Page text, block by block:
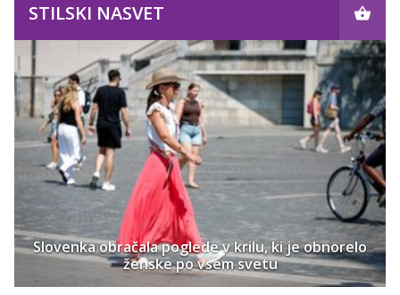
STILSKI NASVET
Slovenka obračala poglede v krilu, ki je obnorelo
ženske po vsem svetu